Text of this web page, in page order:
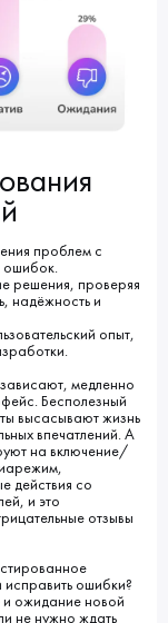
проблем с
ошибок.
решения, проверяя
надёжность и
опыт,
медленно
Бесполезный
высасывают жизнь
впечатлений. А
на включение/
действия со
и это
отзывы
ошибки?
ожидание новой
не нужно ждать